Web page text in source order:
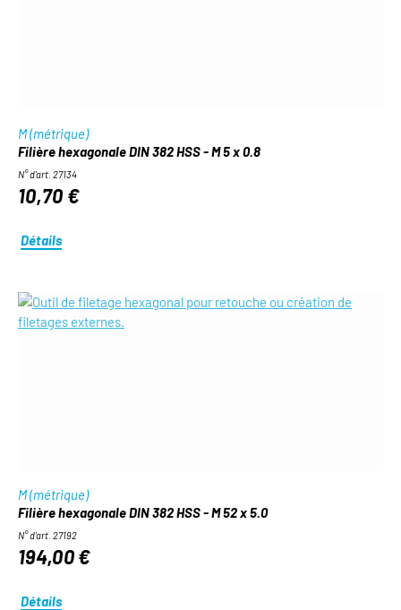
M (métrique)
Filière hexagonale DIN 382 HSS - M 5 x 0.8
N° d'art. 27134
10,70 €
Détails
M (métrique)
Filière hexagonale DIN 382 HSS - M 52 x 5.0
N° d'art. 27192
194,00 €
Détails